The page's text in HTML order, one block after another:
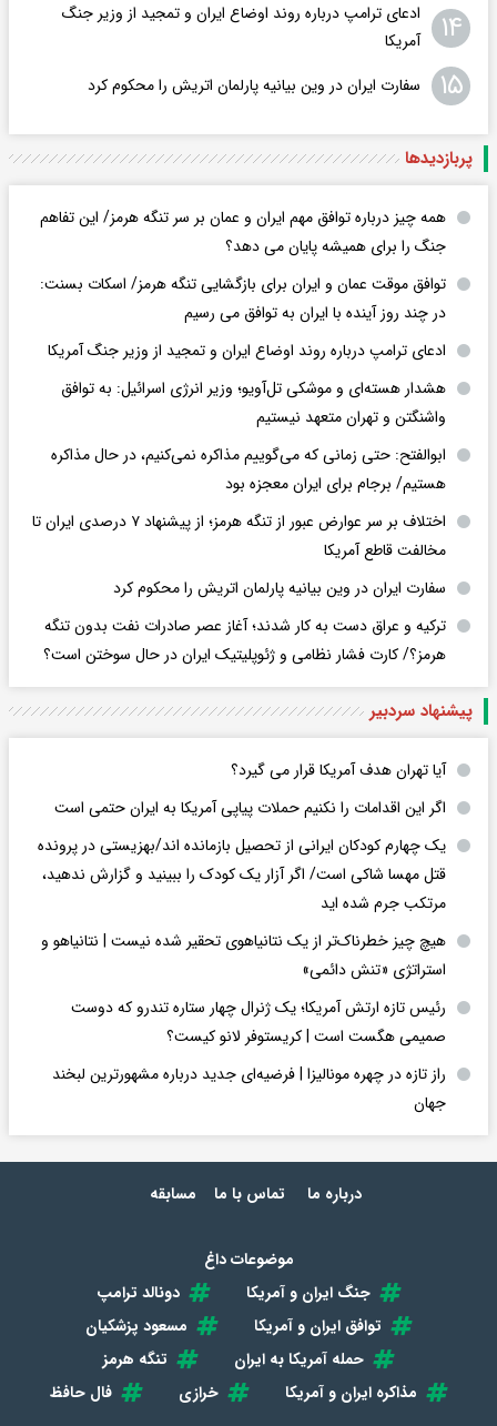
۱۴
ادعای ترامپ درباره روند اوضاع ایران و تمجید از وزیر جنگ
آمریکا
۱۵ سفارت ایران در وین بیانیه پارلمان اتریش را محکوم کرد
پربازدید‌ها
همه چیز درباره توافق مهم ایران و عمان بر سر تنگه هرمز/ این تفاهم
جنگ را برای همیشه پایان می دهد؟
توافق موقت عمان و ایران برای بازگشایی تنگه هرمز/ اسکات بسنت:
در چند روز آینده با ایران به توافق می رسیم
ادعای ترامپ درباره روند اوضاع ایران و تمجید از وزیر جنگ آمریکا
هشدار هسته‌ای و موشکی تل‌آویو؛ وزیر انرژی اسرائیل: به توافق
واشنگتن و تهران متعهد نیستیم
ابوالفتح: حتی زمانی که می‌گوییم مذاکره نمی‌کنیم، در حال مذاکره
هستیم/ برجام برای ایران معجزه بود
اختلاف بر سر عوارض عبور از تنگه هرمز؛ از پیشنهاد ۷ درصدی ایران تا
مخالفت قاطع آمریکا
سفارت ایران در وین بیانیه پارلمان اتریش را محکوم کرد
ترکیه و عراق دست به کار شدند؛ آغاز عصر صادرات نفت بدون تنگه
هرمز؟/ کارت فشار نظامی و ژئوپلیتیک ایران در حال سوختن است؟
پیشنهاد سردبیر
آیا تهران هدف آمریکا قرار می گیرد؟
اگر این اقدامات را نکنیم حملات پیاپی آمریکا به ایران حتمی است
یک چهارم کودکان ایرانی از تحصیل بازمانده اند/بهزیستی در پرونده
قتل مهسا شاکی است/ اگر آزار یک کودک را ببینید و گزارش ندهید،
مرتکب جرم شده اید
هیچ چیز خطرناک‌تر از یک نتانیاهوی تحقیر شده نیست | نتانیاهو و
استراتژی «تنش دائمی»
رئیس تازه ارتش آمریکا؛ یک ژنرال چهار ستاره تندرو که دوست
صمیمی هگست است | کریستوفر لانو کیست؟
راز تازه در چهره مونالیزا | فرضیه‌ای جدید درباره مشهورترین لبخند
جهان
درباره ما تماس با ما مسابقه
موضوعات داغ
جنگ ایران و آمریکا
دونالد ترامپ
توافق ایران و آمریکا
مسعود پزشکیان
حمله آمریکا به ایران
تنگه هرمز
مذاکره ایران و آمریکا
خرازی فال حافظ